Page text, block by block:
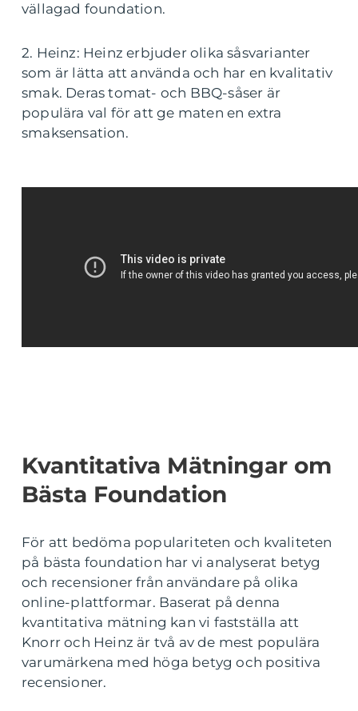
vällagad foundation.
2. Heinz: Heinz erbjuder olika såsvarianter
som är lätta att använda och har en kvalitativ
smak. Deras tomat- och BBQ-såser är
populära val för att ge maten en extra
smaksensation.
Kvantitativa Mätningar om
Bästa Foundation
För att bedöma populariteten och kvaliteten
på bästa foundation har vi analyserat betyg
och recensioner från användare på olika
online-plattformar. Baserat på denna
kvantitativa mätning kan vi fastställa att
Knorr och Heinz är två av de mest populära
varumärkena med höga betyg och positiva
recensioner.